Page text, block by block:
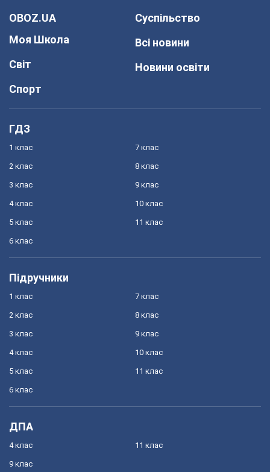
OBOZ.UA
Моя Школа
Світ
Спорт
Суспільство
Всі новини
Новини освіти
ГДЗ
1 клас
2 клас
3 клас
4 клас
5 клас
6 клас
7 клас
8 клас
9 клас
10 клас
11 клас
Підручники
1 клас
2 клас
3 клас
4 клас
5 клас
6 клас
7 клас
8 клас
9 клас
10 клас
11 клас
ДПА
4 клас
9 клас
11 клас